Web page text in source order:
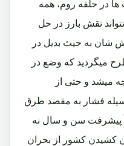
در حلقه روم، همه
نقش بارز در حل
شان به حیث بدیل در
میگردید که وضع در
میشد و حتی از
فشار به مقصد طرق
پیشرفت سن و سال نه
کشیدن کشور از بحران